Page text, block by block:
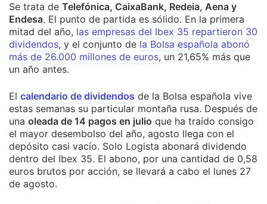
Se trata de Telefónica, CaixaBank, Redeia, Aena y
Endesa. El punto de partida es sólido. En la primera
mitad del año, las empresas del Ibex 35 repartieron 30
dividendos, y el conjunto de la Bolsa española abonó
más de 26.000 millones de euros, un 21,65% más que
un año antes.
El calendario de dividendos de la Bolsa española vive
estas semanas su particular montaña rusa. Después de
una oleada de 14 pagos en julio que ha traído consigo
el mayor desembolso del año, agosto llega con el
depósito casi vacío. Solo Logista abonará dividendo
dentro del Ibex 35. El abono, por una cantidad de 0,58
euros brutos por acción, se llevará a cabo el lunes 27
de agosto.